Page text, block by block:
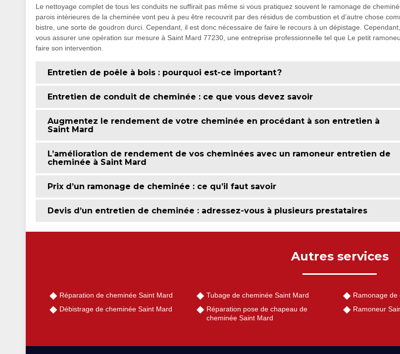
Le nettoyage complet de tous les conduits ne suffirait pas même si vous pratiquez souvent le ramonage de
parois intérieures de la cheminée vont peu à peu être recouvrit par des résidus de combustion et d’autre chose
bistre, une sorte de goudron durci. Cependant, il est donc nécessaire de faire le recours à un dépistage.
vous assurer une opération sur mesure à Saint Mard 77230, une entreprise professionnelle tel que Le petit
faire son intervention.
Entretien de poêle à bois : pourquoi est-ce important ?
Entretien de conduit de cheminée : ce que vous devez savoir
Augmentez le rendement de votre cheminée en procédant à son entretien à
Saint Mard
L’amélioration de rendement de vos cheminées avec un ramoneur entretien de
cheminée à Saint Mard
Prix d’un ramonage de cheminée : ce qu’il faut savoir
Devis d’un entretien de cheminée : adressez-vous à plusieurs prestataires
Autres services
Réparation de cheminée Saint Mard
Débistrage de cheminée Saint Mard
Tubage de cheminée Saint Mard
Réparation pose de chapeau de
cheminée Saint Mard
Ramonage de
Ramoneur